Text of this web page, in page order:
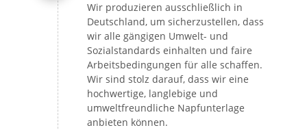
Wir produzieren ausschließlich in
Deutschland, um sicherzustellen, dass
wir alle gängigen Umwelt- und
Sozialstandards einhalten und faire
Arbeitsbedingungen für alle schaffen.
Wir sind stolz darauf, dass wir eine
hochwertige, langlebige und
umweltfreundliche Napfunterlage
anbieten können.